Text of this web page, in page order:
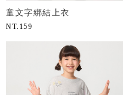
童文字綁結上衣
NT. 159